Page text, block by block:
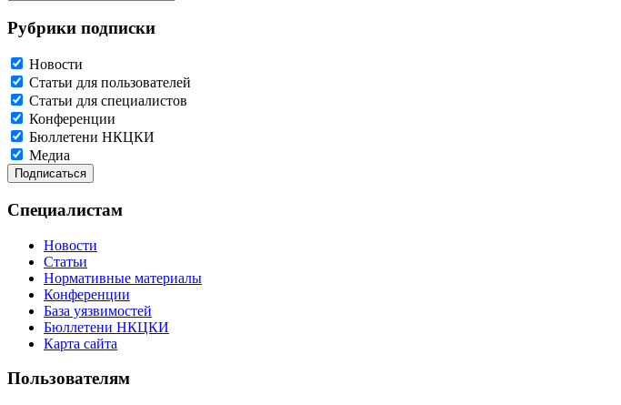
Рубрики подписки
Новости
Статьи для пользователей
Статьи для специалистов
Конференции
Бюллетени НКЦКИ
Медиа
Специалистам
Новости
Статьи
Нормативные материалы
Конференции
База уязвимостей
Бюллетени НКЦКИ
Карта сайта
Пользователям